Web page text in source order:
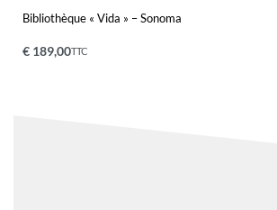
Bibliothèque « Vida » – Sonoma
€ 189,00TTC